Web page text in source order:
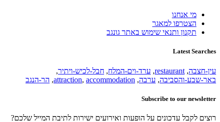
מי אנחנו
הצטרפו למאגר
תקנון ותנאי שימוש באתר גונגב
Latest Searches
עין-חצבה,
restaurant
, ערד-וים-המלח, חבל-לכיש-ויתיר,
באר-שבע-והסביבה, ערבה,
attraction, accommodation
, הר-הנגב
Subscribe to our newsletter
רוצים לקבל עדכונים על הופעות ואירועים ישירות לתיבת המייל שלכם?